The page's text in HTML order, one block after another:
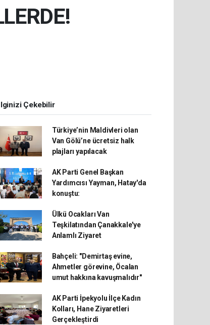
Çekebilir
Türkiye’nin Maldivleri olan
Van Gölü’ne ücretsiz halk
plajları yapılacak
AK Parti Genel Başkan
Yardımcısı Yayman, Hatay'da
konuştu:
Ülkü Ocakları Van
Teşkilatından Çanakkale'ye
Anlamlı Ziyaret
Bahçeli: "Demirtaş evine,
Ahmetler görevine, Öcalan
umut hakkına kavuşmalıdır"
AK Parti İpekyolu İlçe Kadın
Kolları, Hane Ziyaretleri
Gerçekleştirdi